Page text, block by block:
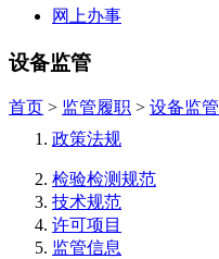
网上办事
设备监管
首页 > 监管履职 > 设备监管
政策法规
检验检测规范
技术规范
许可项目
监管信息